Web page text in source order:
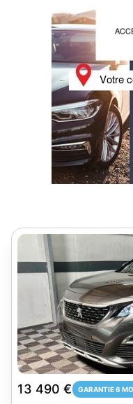
13 490 € GARANTIE 6